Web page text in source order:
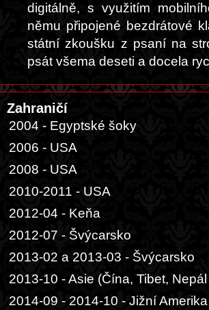
digitálně, s využitím
němu připojené bezdrátové
státní zkoušku z psaní na
psát všema deseti a docela
Zahraničí
2004 - Egyptské šoky
2006 - USA
2008 - USA
2010-2011 - USA
2012-04 - Keňa
2012-07 - Švýcarsko
2013-02 a 2013-03 - Švýcarsko
2013-10 - Asie (Čína, Tibet,
2014-09 - 2014-10 - Jižní